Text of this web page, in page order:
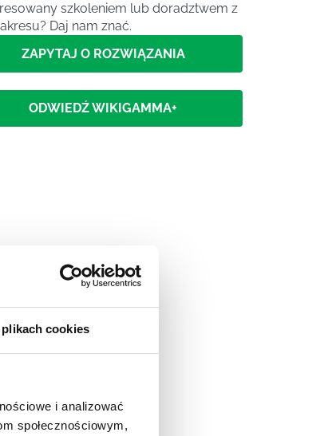
plikach cookies
i analizować
społecznościowym,
szkoleniem lub doradztwem z
Daj nam znać.
ZAPYTAJ O ROZWIĄZANIA
ODWIEDŹ WIKIGAMMA+